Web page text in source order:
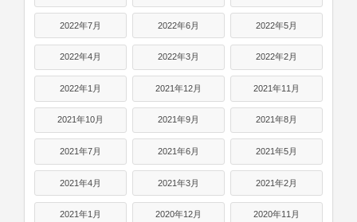
2022年7月 2022年6月 2022年5月
2022年4月 2022年3月 2022年2月
2022年1月 2021年12月 2021年11月
2021年10月 2021年9月 2021年8月
2021年7月 2021年6月 2021年5月
2021年4月 2021年3月 2021年2月
2021年1月 2020年12月 2020年11月